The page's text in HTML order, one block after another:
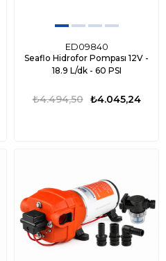
ED09840
Seaflo Hidrofor Pompası 12V -
18.9 L/dk - 60 PSI
₺4.045,24
₺4.494,50